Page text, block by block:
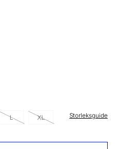
L XL Storleksguide